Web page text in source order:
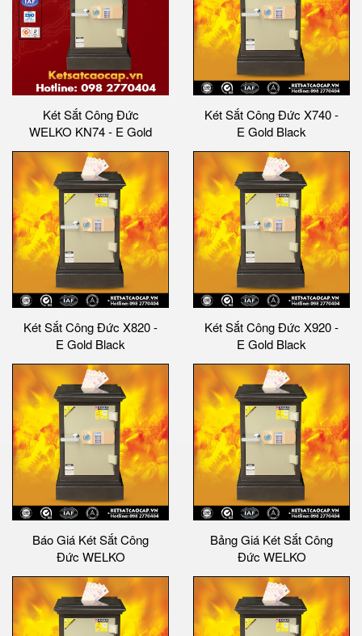
Két Sắt Công Đức
WELKO KN74 - E Gold
Két Sắt Công Đức X740 -
E Gold Black
Két Sắt Công Đức X820 -
E Gold Black
Két Sắt Công Đức X920 -
E Gold Black
Báo Giá Két Sắt Công
Đức WELKO
Bảng Giá Két Sắt Công
Đức WELKO